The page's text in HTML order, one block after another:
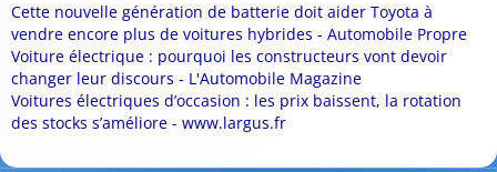
Cette nouvelle génération de batterie doit aider Toyota à
vendre encore plus de voitures hybrides - Automobile Propre
Voiture électrique : pourquoi les constructeurs vont devoir
changer leur discours - L'Automobile Magazine
Voitures électriques d’occasion : les prix baissent, la rotation
des stocks s’améliore - www.largus.fr